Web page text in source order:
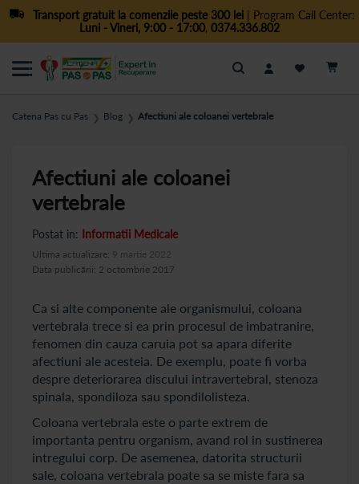
Transport gratuit la comenzile peste 300 lei| Program Call Center:
Luni - Vineri, 9:00 - 17:00, 0374.336.802
Cautare
Catena Pas cu Pas ❯ Blog ❯ Afectiuni ale coloanei vertebrale
Afectiuni ale coloanei
vertebrale
Postat in: Informatii Medicale
Data publicării: 2 octombrie 2017
Ultima actualizare: 9 martie 2022
Ca si alte componente ale organismului, coloana
vertebrala trece si ea prin procesul de imbatranire,
fenomen din cauza caruia pot sa apara diferite
afectiuni ale acesteia. De exemplu, poate fi vorba
despre deteriorarea discului intravertebral, stenoza
spinala, spondiloza sau spondilolisteza.
Coloana vertebrala este o parte extrem de
importanta pentru organism, avand rol in sustinerea
intregului corp. De asemenea, datorita structurii
sale, coloana vertebrala poate sa se miste fara sa